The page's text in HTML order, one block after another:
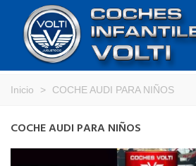
Inicio > COCHE AUDI PARA NIÑOS
COCHE AUDI PARA NIÑOS